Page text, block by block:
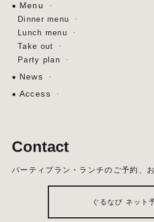
Menu
Dinner menu
Lunch menu
Take out
Party plan
News
Access
Contact
パーティプラン・ランチのご予約、
ぐるなび ネット